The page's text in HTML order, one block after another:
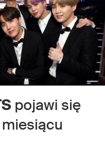
pojawi się
miesiącu